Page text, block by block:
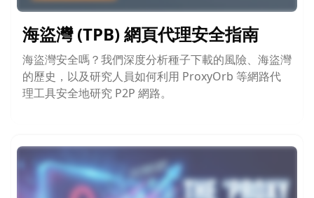
海盜灣 (TPB) 網頁代理安全指南
海盜灣安全嗎？我們深度分析種子下載的風險、海盜灣
的歷史，以及研究人員如何利用 ProxyOrb 等網路代
理工具安全地研究 P2P 網路。